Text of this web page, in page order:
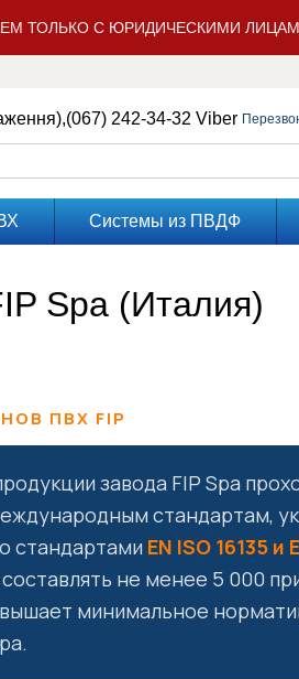
ТОЛЬКО С ЮРИДИЧЕСКИМИ
(067) 242-34-32 Viber
Системы из ПВДФ
Spa (Италия)
ПВХ FIP
завода FIP Spa
стандартам,
стандартами EN ISO 16135 и
не менее 5 000
минимальное